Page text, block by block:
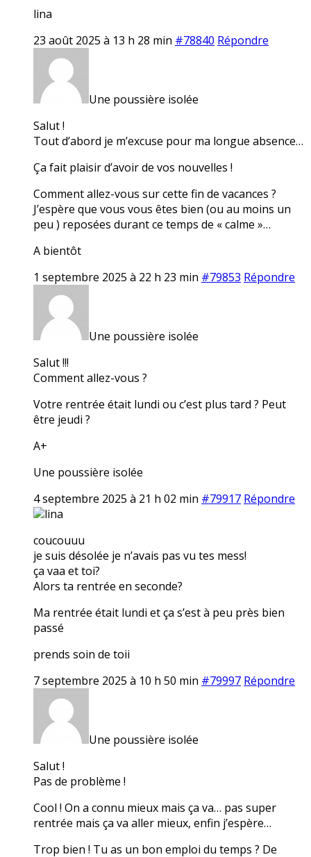
lina
23 août 2025 à 13 h 28 min #78840 Répondre
Une poussière isolée
Salut !
Tout d’abord je m’excuse pour ma longue absence…
Ça fait plaisir d’avoir de vos nouvelles !
Comment allez-vous sur cette fin de vacances ?
J’espère que vous vous êtes bien (ou au moins un
peu ) reposées durant ce temps de « calme »…
A bientôt
1 septembre 2025 à 22 h 23 min #79853 Répondre
Une poussière isolée
Salut !!!
Comment allez-vous ?
Votre rentrée était lundi ou c’est plus tard ? Peut
être jeudi ?
A+
Une poussière isolée
4 septembre 2025 à 21 h 02 min #79917 Répondre
lina
coucouuu
je suis désolée je n’avais pas vu tes mess!
ça vaa et toi?
Alors ta rentrée en seconde?
Ma rentrée était lundi et ça s’est à peu près bien
passé
prends soin de toii
7 septembre 2025 à 10 h 50 min #79997 Répondre
Une poussière isolée
Salut !
Pas de problème !
Cool ! On a connu mieux mais ça va… pas super
rentrée mais ça va aller mieux, enfin j’espère…
Trop bien ! Tu as un bon emploi du temps ? De